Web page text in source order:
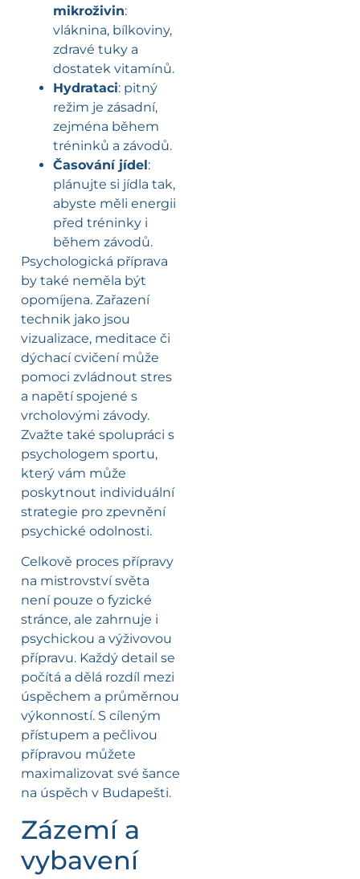
mikroživin:
vláknina, bílkoviny,
zdravé tuky a
dostatek vitamínů.
Hydrataci: pitný
režim je zásadní,
zejména během
tréninků a závodů.
Časování jídel:
plánujte si jídla tak,
abyste měli energii
před tréninky i
během závodů.
Psychologická příprava
by také neměla být
opomíjena. Zařazení
technik jako jsou
vizualizace, meditace či
dýchací cvičení může
pomoci zvládnout stres
a napětí spojené s
vrcholovými závody.
Zvažte také spolupráci s
psychologem sportu,
který vám může
poskytnout individuální
strategie pro zpevnění
psychické odolnosti.
Celkově proces přípravy
na mistrovství světa
není pouze o fyzické
stránce, ale zahrnuje i
psychickou a výživovou
přípravu. Každý detail se
počítá a dělá rozdíl mezi
úspěchem a průměrnou
výkonností. S cíleným
přístupem a pečlivou
přípravou můžete
maximalizovat své šance
na úspěch v Budapešti.
Zázemí a
vybavení